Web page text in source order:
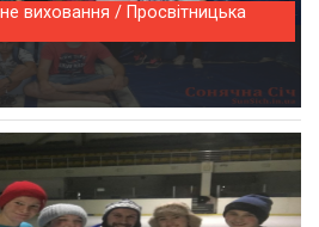
виховання / Просвітницька